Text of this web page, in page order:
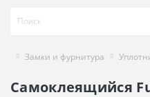
Замки и фурнитура
Самоклеящийся